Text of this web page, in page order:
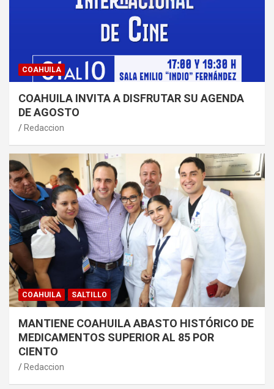
COAHUILA
COAHUILA INVITA A DISFRUTAR SU AGENDA
DE AGOSTO
Redaccion
COAHUILA SALTILLO
MANTIENE COAHUILA ABASTO HISTÓRICO DE
MEDICAMENTOS SUPERIOR AL 85 POR
CIENTO
Redaccion